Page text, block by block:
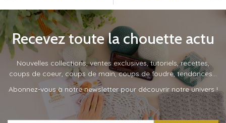
Recevez toute la chouette actu
Nouvelles collections, ventes exclusives, tutoriels, recettes,
coups de coeur, coups de main, coups de foudre, tendances…
Abonnez-vous à notre newsletter pour découvrir notre univers !